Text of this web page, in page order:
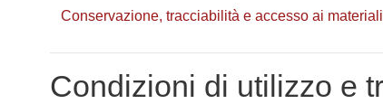
Conservazione, tracciabilità e accesso ai
Condizioni di utilizzo e